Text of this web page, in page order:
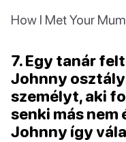
How I Met Your
7. Egy tanár
Johnny
személyt, aki
senki más
Johnny így